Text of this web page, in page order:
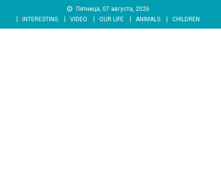
content
Пятница, 07 августа, 2026
INTERESTING
VIDEO OUR LIFE ANIMALS CHILDREN